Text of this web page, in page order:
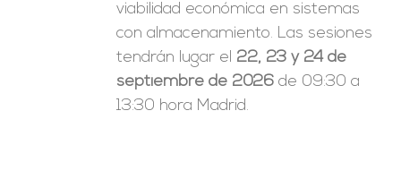
viabilidad económica en sistemas
con almacenamiento. Las sesiones
tendrán lugar el 22, 23 y 24 de
septiembre de 2026 de 09:30 a
13:30 hora Madrid.